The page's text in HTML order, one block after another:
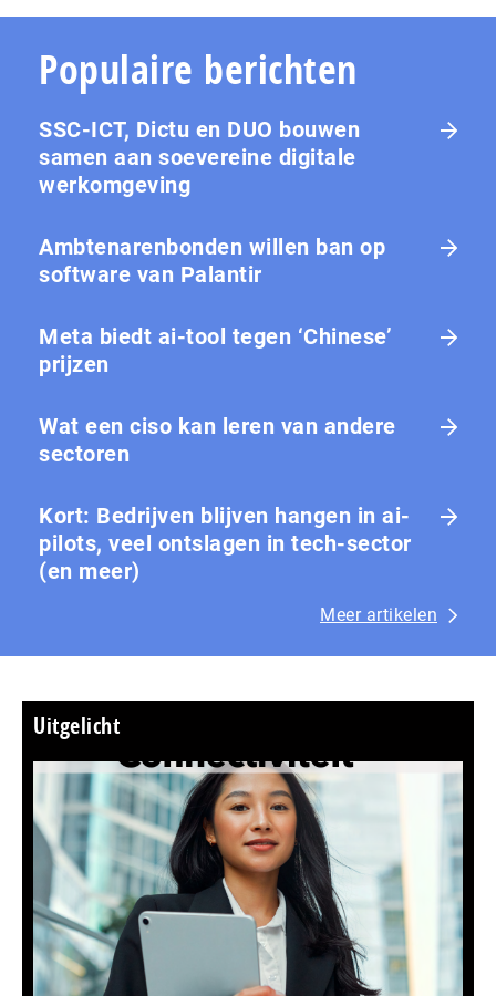
Populaire berichten
SSC-ICT, Dictu en DUO bouwen
samen aan soevereine digitale
werkomgeving
Ambtenarenbonden willen ban op
software van Palantir
Meta biedt ai-tool tegen ‘Chinese’
prijzen
Wat een ciso kan leren van andere
sectoren
Kort: Bedrijven blijven hangen in ai-
pilots, veel ontslagen in tech-sector
(en meer)
Meer artikelen
Uitgelicht